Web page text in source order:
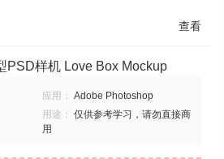
查看
PSD样机 Love Box Mockup
应用： Adobe Photoshop
用途： 仅供参考学习，请勿直接商
用